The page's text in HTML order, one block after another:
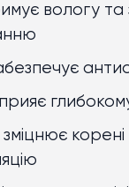
вологу та